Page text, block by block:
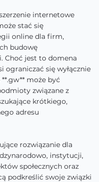
internetowe
stać się
online dla firm,
budowę
Choć jest to domena
ograniczać się wyłącznie
może być
związane z
krótkiego,
adresu
rozwiązanie dla
instytucji,
społecznych oraz
podkreślić swoje związki